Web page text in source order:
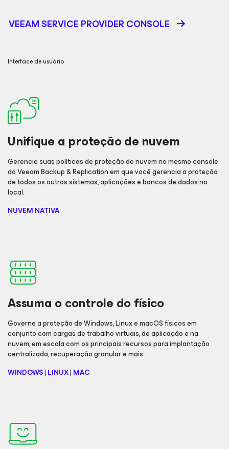
VEEAM SERVICE PROVIDER CONSOLE
Interface de usuário
Unifique a proteção de nuvem
Gerencie suas políticas de proteção de nuvem no mesmo console
do Veeam Backup & Replication em que você gerencia a proteção
de todos os outros sistemas, aplicações e bancos de dados no
local.
NUVEM NATIVA
Assuma o controle do físico
Governe a proteção de Windows, Linux e macOS físicos em
conjunto com cargas de trabalho virtuais, de aplicação e na
nuvem, em escala com os principais recursos para implantação
centralizada, recuperação granular e mais.
WINDOWS| LINUX| MAC